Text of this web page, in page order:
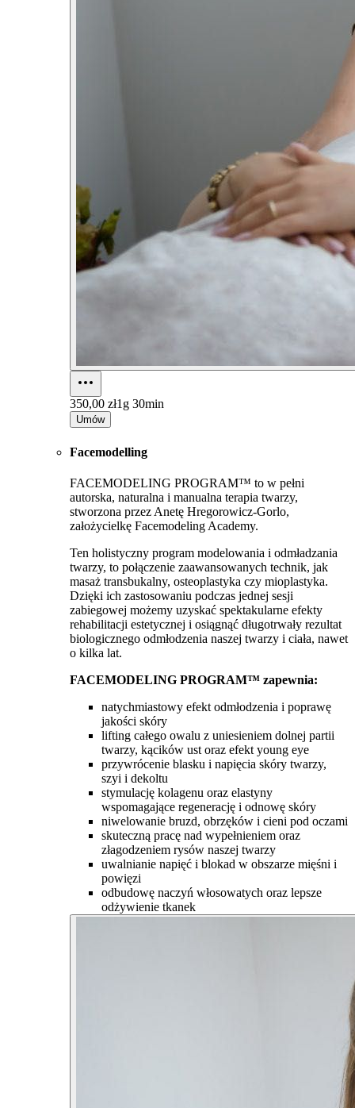
350,00 zł1g 30min
Umów
Facemodelling
FACEMODELING PROGRAM™ to w pełni
autorska, naturalna i manualna terapia twarzy,
stworzona przez Anetę Hregorowicz-Gorlo,
założycielkę Facemodeling Academy.
Ten holistyczny program modelowania i odmładzania
twarzy, to połączenie zaawansowanych technik, jak
masaż transbukalny, osteoplastyka czy mioplastyka.
Dzięki ich zastosowaniu podczas jednej sesji
zabiegowej możemy uzyskać spektakularne efekty
rehabilitacji estetycznej i osiągnąć długotrwały rezultat
biologicznego odmłodzenia naszej twarzy i ciała, nawet
o kilka lat.
FACEMODELING PROGRAM™ zapewnia:
natychmiastowy efekt odmłodzenia i poprawę
jakości skóry
lifting całego owalu z uniesieniem dolnej partii
twarzy, kącików ust oraz efekt young eye
przywrócenie blasku i napięcia skóry twarzy,
szyi i dekoltu
stymulację kolagenu oraz elastyny
wspomagające regenerację i odnowę skóry
niwelowanie bruzd, obrzęków i cieni pod oczami
skuteczną pracę nad wypełnieniem oraz
złagodzeniem rysów naszej twarzy
uwalnianie napięć i blokad w obszarze mięśni i
powięzi
odbudowę naczyń włosowatych oraz lepsze
odżywienie tkanek